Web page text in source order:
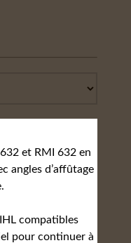
et RMI 632 en
angles d’affûtage
compatibles
pour continuer à